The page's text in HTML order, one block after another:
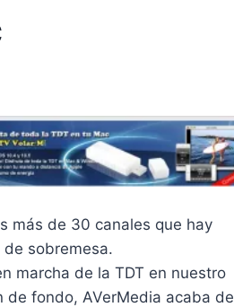
más de 30 canales que hay
sobremesa.
marcha de la TDT en nuestro
de fondo, AVerMedia acaba de